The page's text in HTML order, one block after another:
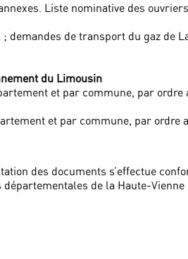
Liste nominative des
; demandes de transport du gaz de
du Limousin
et par commune, par ordre
et par commune, par ordre
des documents s’effectue
départementales de la Haute-Vienne